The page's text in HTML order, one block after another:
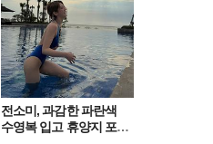
전소미, 과감한 파란색
수영복 입고 휴양지 포